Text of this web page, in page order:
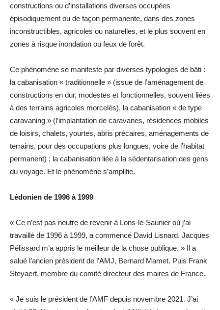
constructions ou d’installations diverses occupées
épisodiquement ou de façon permanente, dans des zones
inconstructibles, agricoles ou naturelles, et le plus souvent en
zones à risque inondation ou feux de forêt.
Ce phénomène se manifeste par diverses typologies de bâti :
la cabanisation « traditionnelle » (issue de l’aménagement de
constructions en dur, modestes et fonctionnelles, souvent liées
à des terrains agricoles morcelés), la cabanisation « de type
caravaning » (l’implantation de caravanes, résidences mobiles
de loisirs, chalets, yourtes, abris précaires, aménagements de
terrains, pour des occupations plus longues, voire de l’habitat
permanent) ; la cabanisation liée à la sédentarisation des gens
du voyage. Et le phénomène s’amplifie.
Lédonien de 1996 à 1999
« Ce n’est pas neutre de revenir à Lons-le-Saunier où j’ai
travaillé de 1996 à 1999, a commencé David Lisnard. Jacques
Pélissard m’a appris le meilleur de la chose publique. » Il a
salué l’ancien président de l’AMJ, Bernard Mamet. Puis Frank
Steyaert, membre du comité directeur des maires de France.
« Je suis le président de l’AMF depuis novembre 2021. J’ai